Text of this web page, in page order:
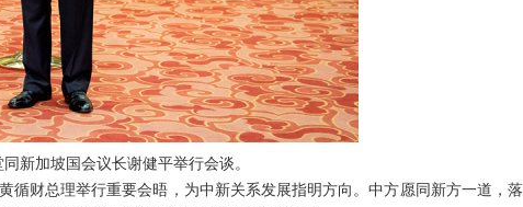
新加坡国会议长谢健平举行会谈。
循财总理举行重要会晤，为中新关系发展指明方向。中方愿同新方一道，落